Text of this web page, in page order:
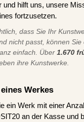
und hilft uns, unsere
fortzusetzen.
dass Sie Ihr
nicht passt, können
einfach. Über 1.670
ihre Kunstwerke.
Werkes
ein Werk mit einer
an der Kasse und